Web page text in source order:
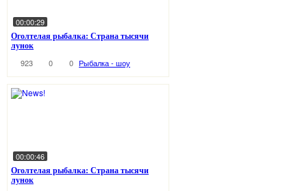
00:00:29
Оголтелая рыбалка: Страна тысячи
лунок
923 0 0 Рыбалка - шоу
00:00:46
Оголтелая рыбалка: Страна тысячи
лунок